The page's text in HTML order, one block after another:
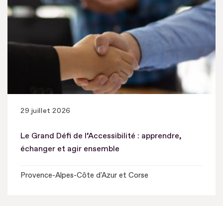
29 juillet 2026
Le Grand Défi de l’Accessibilité : apprendre,
échanger et agir ensemble
Provence-Alpes-Côte d'Azur et Corse